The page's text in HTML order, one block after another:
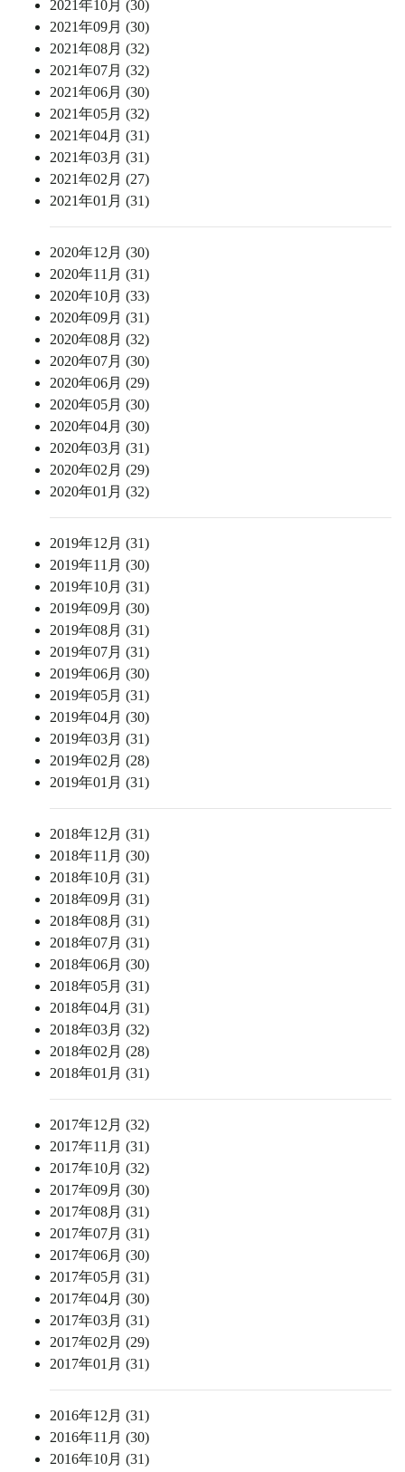
2021年10月 (30)
2021年09月 (30)
2021年08月 (32)
2021年07月 (32)
2021年06月 (30)
2021年05月 (32)
2021年04月 (31)
2021年03月 (31)
2021年02月 (27)
2021年01月 (31)
2020年12月 (30)
2020年11月 (31)
2020年10月 (33)
2020年09月 (31)
2020年08月 (32)
2020年07月 (30)
2020年06月 (29)
2020年05月 (30)
2020年04月 (30)
2020年03月 (31)
2020年02月 (29)
2020年01月 (32)
2019年12月 (31)
2019年11月 (30)
2019年10月 (31)
2019年09月 (30)
2019年08月 (31)
2019年07月 (31)
2019年06月 (30)
2019年05月 (31)
2019年04月 (30)
2019年03月 (31)
2019年02月 (28)
2019年01月 (31)
2018年12月 (31)
2018年11月 (30)
2018年10月 (31)
2018年09月 (31)
2018年08月 (31)
2018年07月 (31)
2018年06月 (30)
2018年05月 (31)
2018年04月 (31)
2018年03月 (32)
2018年02月 (28)
2018年01月 (31)
2017年12月 (32)
2017年11月 (31)
2017年10月 (32)
2017年09月 (30)
2017年08月 (31)
2017年07月 (31)
2017年06月 (30)
2017年05月 (31)
2017年04月 (30)
2017年03月 (31)
2017年02月 (29)
2017年01月 (31)
2016年12月 (31)
2016年11月 (30)
2016年10月 (31)